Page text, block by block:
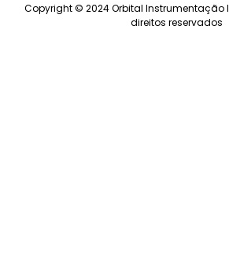
Copyright © 2024 Orbital Instrumentação
direitos reservados